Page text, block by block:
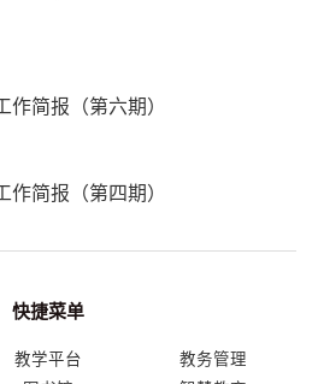
作简报（第六期）
作简报（第四期）
快捷菜单
教学平台
教务管理